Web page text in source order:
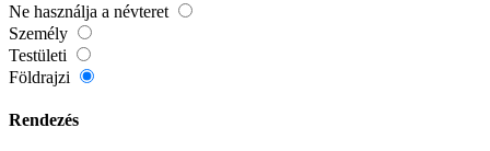
Ne használja a névteret
Személy
Testületi
Földrajzi
Rendezés